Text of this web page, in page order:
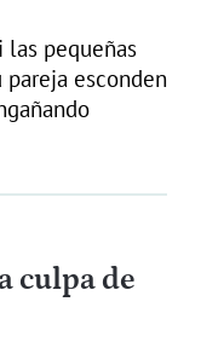
las pequeñas
esconden
culpa de